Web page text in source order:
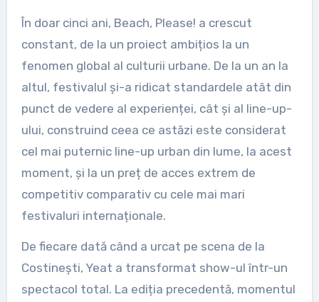
În doar cinci ani, Beach, Please! a crescut
constant, de la un proiect ambițios la un
fenomen global al culturii urbane. De la un an la
altul, festivalul și-a ridicat standardele atât din
punct de vedere al experienței, cât și al line-up-
ului, construind ceea ce astăzi este considerat
cel mai puternic line-up urban din lume, la acest
moment, și la un preț de acces extrem de
competitiv comparativ cu cele mai mari
festivaluri internaționale.
De fiecare dată când a urcat pe scena de la
Costinești, Yeat a transformat show-ul într-un
spectacol total. La ediția precedentă, momentul